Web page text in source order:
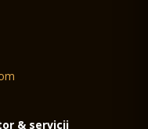
& servicii